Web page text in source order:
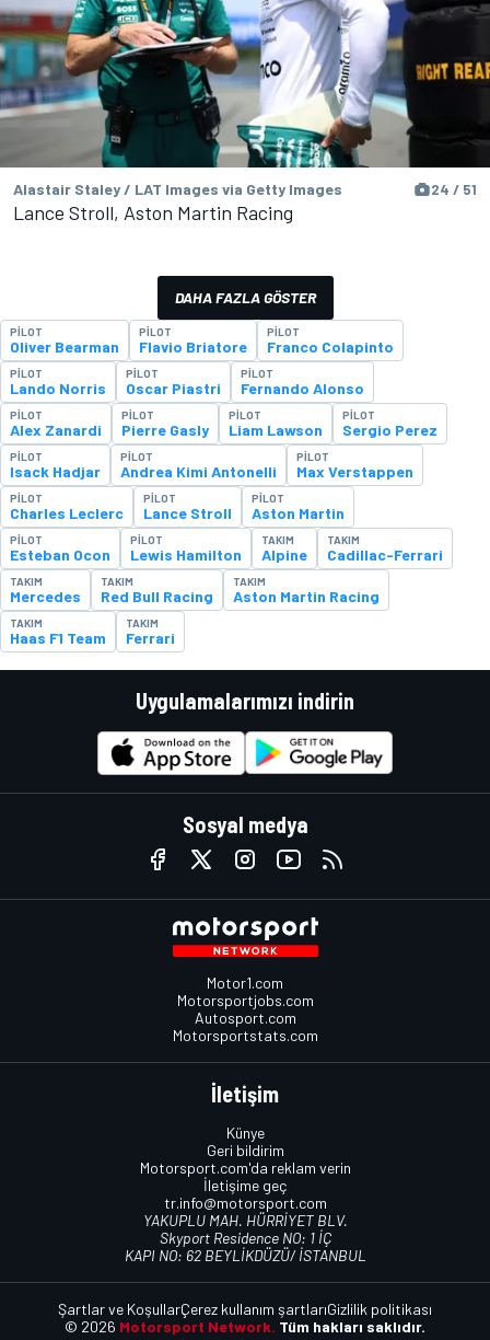
Alastair Staley / LAT Images via Getty Images 24 / 51
Lance Stroll, Aston Martin Racing
DAHA FAZLA GÖSTER
PILOT
Oliver Bearman
PILOT
Flavio Briatore
PILOT
Franco Colapinto
PILOT
Lando Norris
PILOT
Oscar Piastri
PILOT
Fernando Alonso
PILOT
Alex Zanardi
PILOT
Pierre Gasly
PILOT
Liam Lawson
PILOT
Sergio Perez
PILOT
Isack Hadjar
PILOT
Andrea Kimi Antonelli
PILOT
Max Verstappen
PILOT
Charles Leclerc
PILOT
Lance Stroll
PILOT
Aston Martin
PILOT
Esteban Ocon
PILOT
Lewis Hamilton
TAKIM
Alpine
TAKIM
Cadillac-Ferrari
TAKIM
Mercedes
TAKIM
Red Bull Racing
TAKIM
Aston Martin Racing
TAKIM
Haas F1 Team
TAKIM
Ferrari
Uygulamalarımızı indirin
Sosyal medya
Motor1.com
Motorsportjobs.com
Autosport.com
Motorsportstats.com
İletişim
Künye
Geri bildirim
Motorsport.com'da reklam verin
İletişime geç
tr.info@motorsport.com
YAKUPLU MAH. HÜRRİYET BLV.
Skyport Residence NO: 1 İÇ
KAPI NO: 62 BEYLİKDÜZÜ/ İSTANBUL
© 2026 Motorsport Network. Tüm hakları saklıdır.
Şartlar ve KoşullarÇerez kullanım şartlarıGizlilik politikası